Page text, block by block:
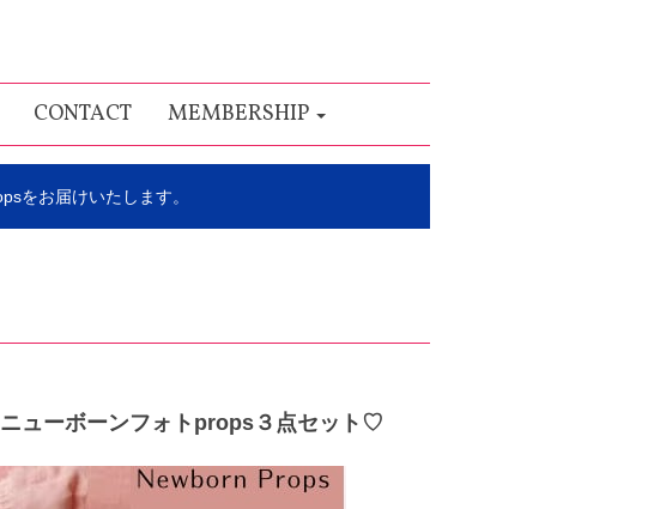
CONTACT MEMBERSHIP
をお届けいたします。
ューボーンフォトprops３点セット♡